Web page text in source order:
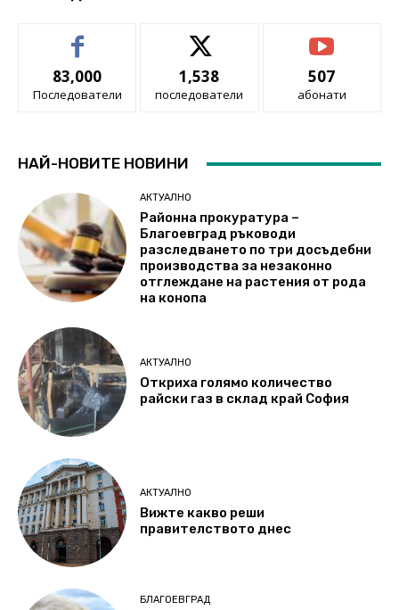
83,000
Последователи
1,538
последователи
507
абонати
НАЙ-НОВИТЕ НОВИНИ
АКТУАЛНО
Районна прокуратура –
Благоевград ръководи
разследването по три досъдебни
производства за незаконно
отглеждане на растения от рода
на конопа
АКТУАЛНО
Откриха голямо количество
райски газ в склад край София
АКТУАЛНО
Вижте какво реши
правителството днес
БЛАГОЕВГРАД